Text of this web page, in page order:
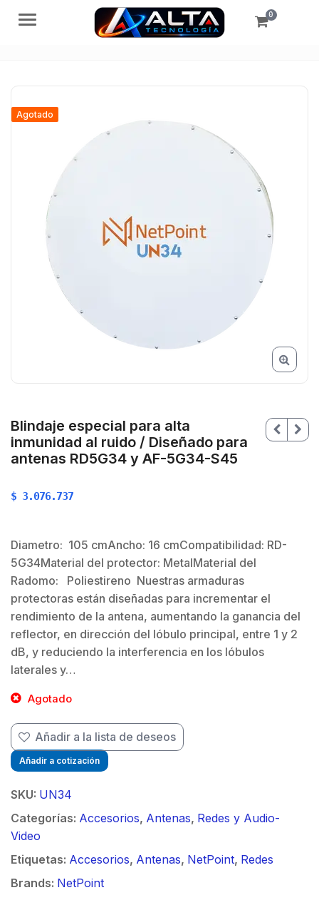
Menú 0
Agotado
Blindaje especial para alta
inmunidad al ruido / Diseñado para
antenas RD5G34 y AF-5G34-S45
$ $
$ 3.076.737
Diametro: 105 cmAncho: 16 cmCompatibilidad: RD-
5G34Material del protector: MetalMaterial del
Radomo: Poliestireno Nuestras armaduras
protectoras están diseñadas para incrementar el
rendimiento de la antena, aumentando la ganancia del
reflector, en dirección del lóbulo principal, entre 1 y 2
dB, y reduciendo la interferencia en los lóbulos
laterales y…
Agotado
Añadir a la lista de deseos
Añadir a cotización
SKU: UN34
Categorías: Accesorios, Antenas, Redes y Audio-
Video
Etiquetas: Accesorios, Antenas, NetPoint, Redes
Brands: NetPoint